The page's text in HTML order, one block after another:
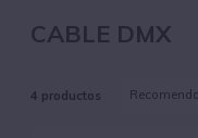
CABLE DMX
4 productos